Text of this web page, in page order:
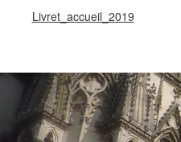
Livret_accueil_2019